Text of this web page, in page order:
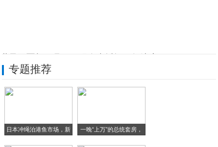
悟空出行携手融创文化梦之城、哈弗品牌发布
招行信用卡多措并举共促消费公平
专题推荐
日本冲绳泊港鱼市场，新
一晚“上万”的总统套房，